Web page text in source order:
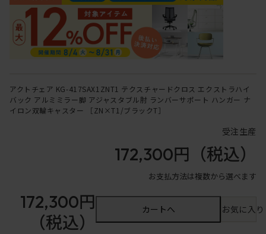
アクトチェア KG-417SAX1ZNT1 テクスチャードクロス エクストラハイ
バック アルミミラー脚 アジャスタブル肘 ランバーサポート ハンガー ナ
イロン双輪キャスター ［ZN×T1/ブラックT］
受注生産
172,300円 （税込）
お支払方法は複数から選べます
172,300円
（税込）
カートへ お気に入